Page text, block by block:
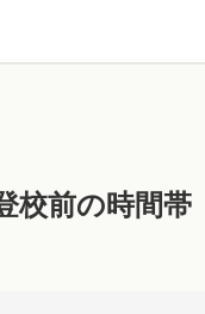
校前の時間帯